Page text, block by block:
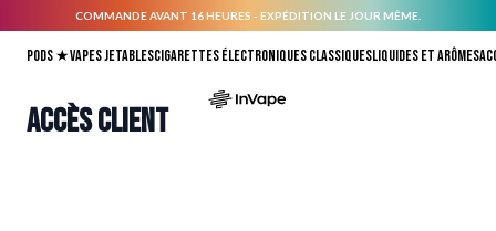
COMMANDE AVANT 16 HEURES - EXPÉDITION LE JOUR MÊME.
Pods ★Vapes jetablesCigarettes électroniques classiquesLiquides et arômes
Accès client